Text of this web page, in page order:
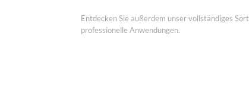
Entdecken Sie außerdem unser vollständiges
professionelle Anwendungen.